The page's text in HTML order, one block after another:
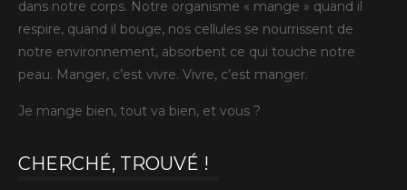
dans notre corps. Notre organisme « mange » quand il
respire, quand il bouge, nos cellules se nourrissent de
notre environnement, absorbent ce qui touche notre
peau. Manger, c’est vivre. Vivre, c’est manger.
Je mange bien, tout va bien, et vous ?
CHERCHÉ, TROUVÉ !